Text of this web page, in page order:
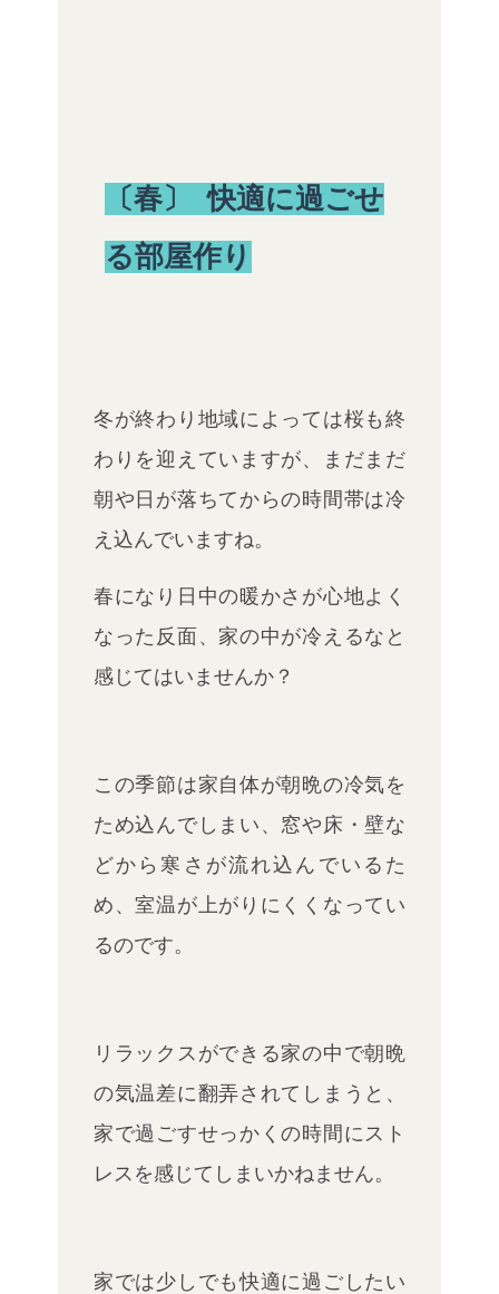
〔春〕 快適に過ごせ
る部屋作り
冬が終わり地域によっては桜も終
わりを迎えていますが、まだまだ
朝や日が落ちてからの時間帯は冷
え込んでいますね。
春になり日中の暖かさが心地よく
なった反面、家の中が冷えるなと
感じてはいませんか？
この季節は家自体が朝晩の冷気を
ため込んでしまい、窓や床・壁な
どから寒さが流れ込んでいるた
め、室温が上がりにくくなってい
るのです。
リラックスができる家の中で朝晩
の気温差に翻弄されてしまうと、
家で過ごすせっかくの時間にスト
レスを感じてしまいかねません。
家では少しでも快適に過ごしたい